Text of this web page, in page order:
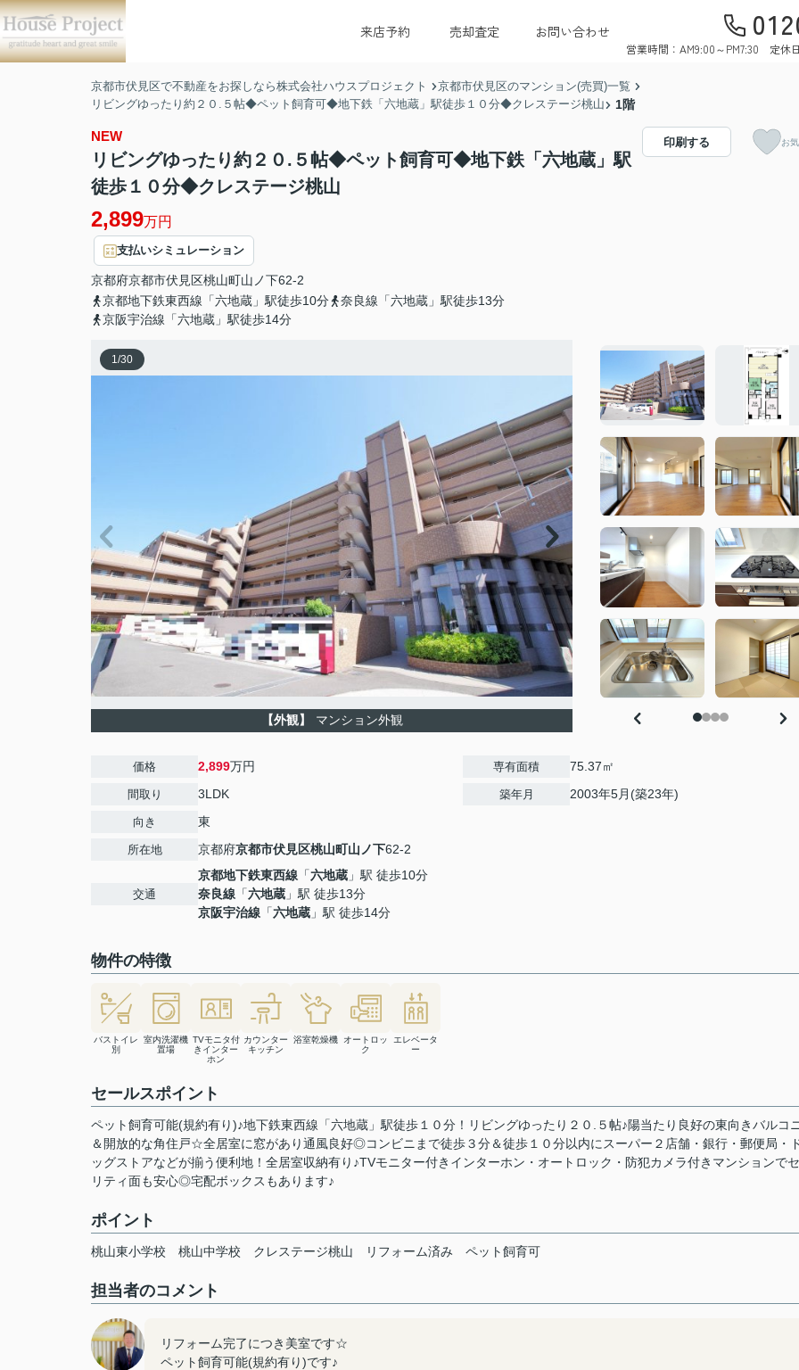
来店予約 売却査定 お問い合わせ
営業時間：AM9:00～PM7:30 定休
京都市伏見区で不動産をお探しなら株式会社ハウスプロジェクト
京都市伏見区のマンション(売買)一覧
リビングゆったり約２０.５帖◆ペット飼育可◆地下鉄「六地蔵」駅徒歩１０分◆クレステージ桃山
1階
NEW
リビングゆったり約２０.５帖◆ペット飼育可◆地下鉄「六地蔵」駅
徒歩１０分◆クレステージ桃山
2,899万円
支払いシミュレーション
京都府京都市伏見区桃山町山ノ下62-2
京都地下鉄東西線「六地蔵」駅徒歩10分
奈良線「六地蔵」駅徒歩13分
京阪宇治線「六地蔵」駅徒歩14分
印刷する お
1/30
【外観】 マンション外観
価格 2,899万円
間取り 3LDK
向き 東
所在地 京都府京都市伏見区桃山町山ノ下62-2
交通
京都地下鉄東西線 「六地蔵 」駅 徒歩10分
奈良線 「六地蔵 」駅 徒歩13分
京阪宇治線 「六地蔵 」駅 徒歩14分
専有面積 75.37㎡
築年月 2003年5月(築23年)
物件の特徴
バストイレ
別
室内洗濯機
置場
TVモニタ付
きインター
ホン
カウンター
キッチン
浴室乾燥機
オートロッ
ク
エレベータ
ー
セールスポイント
ペット飼育可能(規約有り)♪地下鉄東西線「六地蔵」駅徒歩１０分！リビングゆったり２０.５帖♪陽当たり良好の東向きバルコ
＆開放的な角住戸☆全居室に窓があり通風良好◎コンビニまで徒歩３分＆徒歩１０分以内にスーパー２店舗・銀行・郵便局・
ッグストアなどが揃う便利地！全居室収納有り♪TVモニター付きインターホン・オートロック・防犯カメラ付きマンションで
リティ面も安心◎宅配ボックスもあります♪
ポイント
桃山東小学校 桃山中学校 クレステージ桃山 リフォーム済み ペット飼育可
担当者のコメント
リフォーム完了につき美室です☆
ペット飼育可能(規約有り)です♪